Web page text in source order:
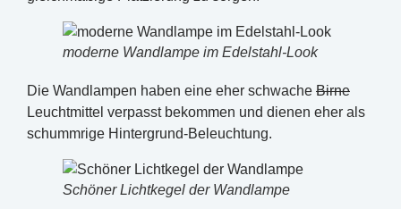
moderne Wandlampe im Edelstahl-Look
Die Wandlampen haben eine eher schwache Birne
Leuchtmittel verpasst bekommen und dienen eher als
schummrige Hintergrund-Beleuchtung.
Schöner Lichtkegel der Wandlampe